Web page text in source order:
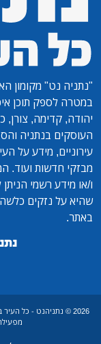
"נתניה נט" מקומון
במטרה לספק תוכן
יהודה, קדימה, צורן,
העוסקים בנתניה
עירוניים, מידע על
מבזקי חדשות ועוד.
ו/או מידע רשמי
שהיא על נזקים
באתר.
2026 © נתניהנט - כל